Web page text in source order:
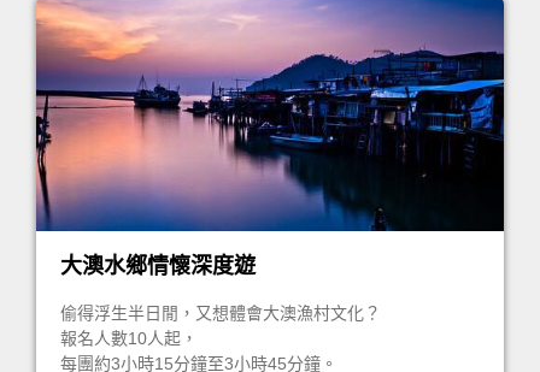
大澳水鄉情懷深度遊
偷得浮生半日閒，又想體會大澳漁村文化？
報名人數10人起，
每團約3小時15分鐘至3小時45分鐘。